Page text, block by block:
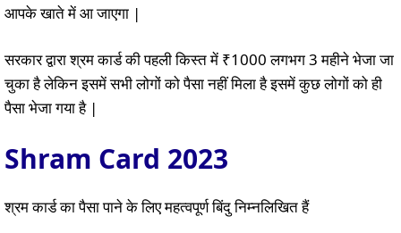
आपके खाते में आ जाएगा |
सरकार द्वारा श्रम कार्ड की पहली किस्त में ₹1000 लगभग 3 महीने भेजा जा
चुका है लेकिन इसमें सभी लोगों को पैसा नहीं मिला है इसमें कुछ लोगों को ही
पैसा भेजा गया है |
Shram Card 2023
श्रम कार्ड का पैसा पाने के लिए महत्वपूर्ण बिंदु निम्नलिखित हैं